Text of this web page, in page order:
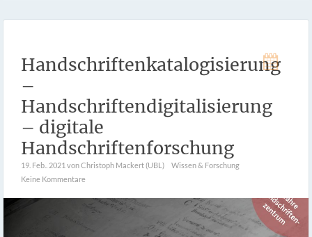
Handschriftenkatalogisierung
–
Handschriftendigitalisierung
– digitale
Handschriftenforschung
19. Feb.. 2021 von Christoph Mackert (UBL)
Wissen & Forschung
Keine Kommentare